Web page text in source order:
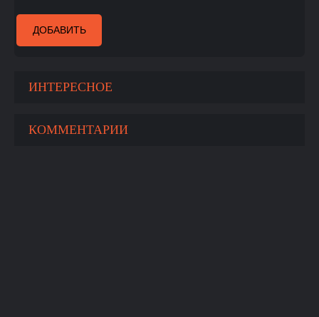
ДОБАВИТЬ
ИНТЕРЕСНОЕ
КОММЕНТАРИИ